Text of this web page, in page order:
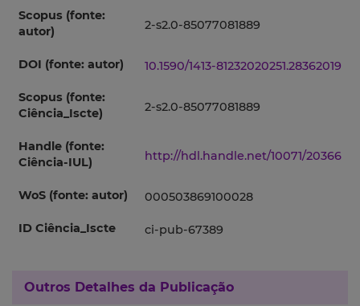
Scopus (fonte:
autor)
2-s2.0-85077081889
DOI (fonte: autor) 10.1590/1413-81232020251.28362019
Scopus (fonte:
Ciência_Iscte)
2-s2.0-85077081889
Handle (fonte:
Ciência-IUL)
http://hdl.handle.net/10071/20366
WoS (fonte: autor) 000503869100028
ID Ciência_Iscte ci-pub-67389
Outros Detalhes da Publicação